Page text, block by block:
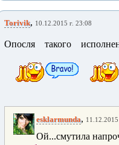
Torivik, 10.12.2015 г. 23:08
Опосля такого
esklarmunda,
Ой...смутила